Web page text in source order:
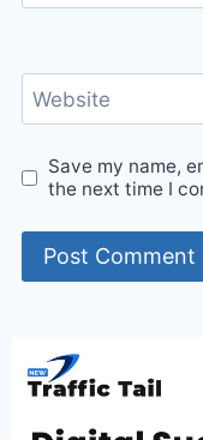
Website
Save my name,
the next time I